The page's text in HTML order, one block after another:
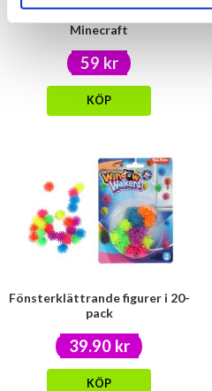
Fluffig anteckningsbok
Minecraft
59 kr
KÖP
Fönsterklättrande figurer i 20-
pack
39.90 kr
KÖP